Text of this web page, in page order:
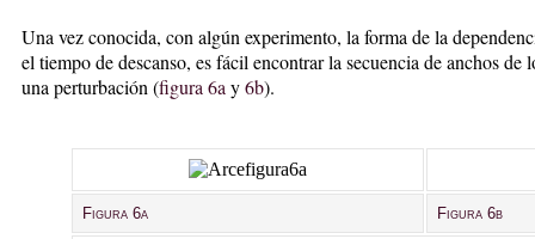
Una vez conocida, con algún experimento, la forma de la
el tiempo de descanso, es fácil encontrar la secuencia de anchos de
una perturbación (figura 6a y6b).
Figura 6a Figura 6b